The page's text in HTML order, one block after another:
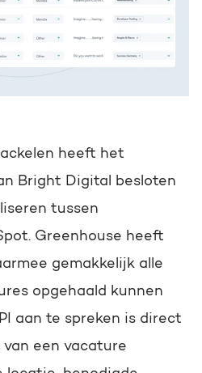
heeft het
Bright Digital besloten
tussen
Greenhouse heeft
gemakkelijk alle
opgehaald kunnen
aan te spreken is direct
een vacature